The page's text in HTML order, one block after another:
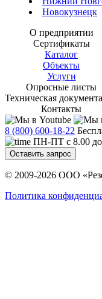
Новокузнецк
О предприятии
Сертификаты
Каталог
Объекты
Услуги
Опросные листы
Техническая
Контакты
8 (800) 600-18-22
ПН-ПТ с 8.00
Оставить запрос
© 2009-2026 ООО
Политика